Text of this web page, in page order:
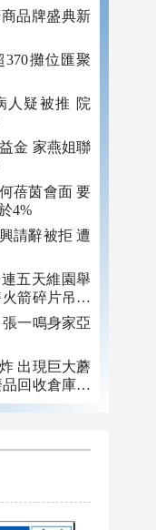
品牌盛典新
攤位匯聚
人疑被推 院
金 家燕姐聯
蓓茵會面 要
4%
請辭被拒 遭
五天維園舉
箭碎片吊咀
一鳴身家亞
出現巨大蘑
回收倉庫發